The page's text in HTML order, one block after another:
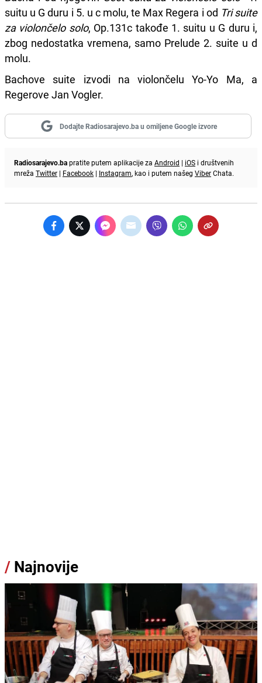
suitu u G duru i 5. u c molu, te Max Regera i od Tri suite
za violončelo solo, Op.131c takođe 1. suitu u G duru i,
zbog nedostatka vremena, samo Prelude 2. suite u d
molu.
Bachove suite izvodi na violončelu Yo-Yo Ma, a
Regerove Jan Vogler.
Dodajte Radiosarajevo.ba u omiljene Google izvore
Radiosarajevo.bapratite putem aplikacije za Android | iOS i društvenih
mreža Twitter | Facebook | Instagram, kao i putem našeg ViberChata.
/ Najnovije